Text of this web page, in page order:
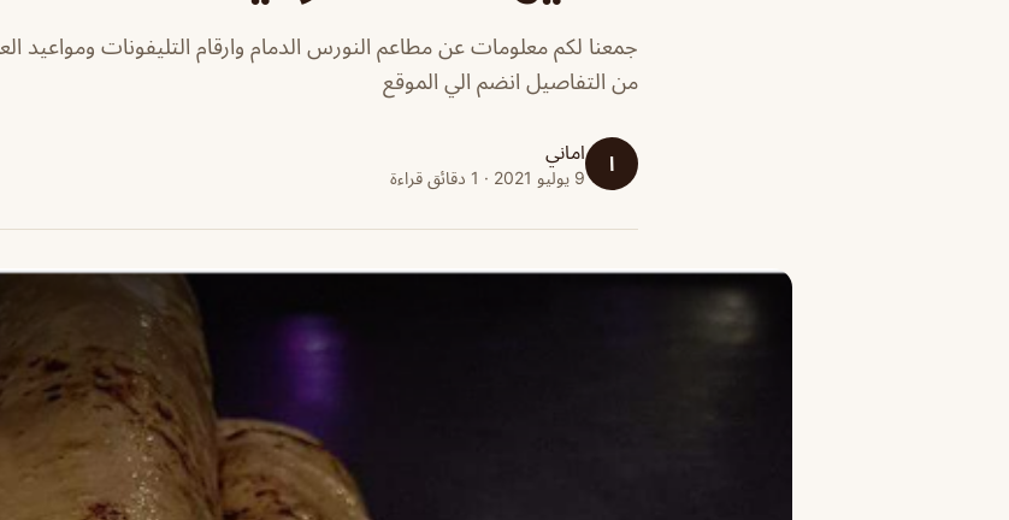
جمعنا لكم معلومات عن مطاعم النورس الدمام وارقام التليفونات ومواعيد
من التفاصيل انضم الي الموقع
ا اماني
9 يوليو 2021 · 1 دقائق قراءة